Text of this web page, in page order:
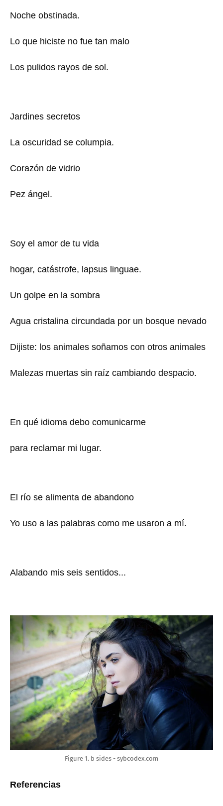
Noche obstinada.
Lo que hiciste no fue tan malo
Los pulidos rayos de sol.
Jardines secretos
La oscuridad se columpia.
Corazón de vidrio
Pez ángel.
Soy el amor de tu vida
hogar, catástrofe, lapsus linguae.
Un golpe en la sombra
Agua cristalina circundada por un bosque nevado
Dijiste: los animales soñamos con otros animales
Malezas muertas sin raíz cambiando despacio.
En qué idioma debo comunicarme
para reclamar mi lugar.
El río se alimenta de abandono
Yo uso a las palabras como me usaron a mí.
Alabando mis seis sentidos...
Figure 1. b sides - sybcodex.com
Referencias